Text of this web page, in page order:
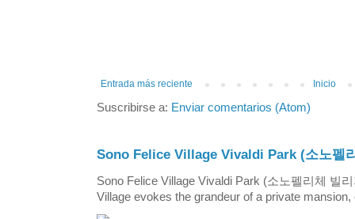
Entrada más reciente Inicio
Suscribirse a: Enviar comentarios (Atom)
Sono Felice Village Vivaldi Park (소노펠
Sono Felice Village Vivaldi Park (소노펠리체 빌
Village evokes the grandeur of a private